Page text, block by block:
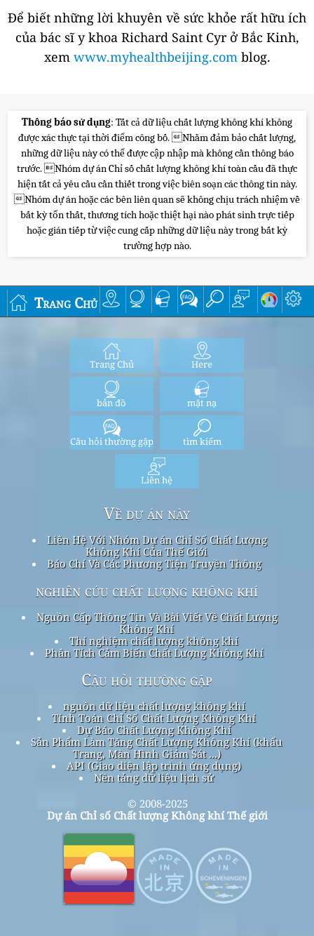
Để biết những lời khuyên về sức khỏe rất hữu ích
của bác sĩ y khoa Richard Saint Cyr ở Bắc Kinh,
xem www.myhealthbeijing.com blog.
Thông báo sử dụng: Tất cả dữ liệu chất lượng không khí không
được xác thực tại thời điểm công bố. Nhằm đảm bảo chất lượng,
những dữ liệu này có thể được cập nhập mà không cần thông báo
trước. Nhóm dự án Chỉ số chất lượng không khí toàn cầu đã thực
hiện tất cả yêu cầu cần thiết trong việc biên soạn các thông tin này.
Nhóm dự án hoặc các bên liên quan sẽ không chịu trách nhiệm về
bất kỳ tổn thất, thương tích hoặc thiệt hại nào phát sinh trực tiếp
hoặc gián tiếp từ việc cung cấp những dữ liệu này trong bất kỳ
trường hợp nào.
Trang Chủ
Trang Chủ Here
bản đồ mặt nạ
Câu hỏi thường gặp tìm kiếm
Liên hệ
Về dự án này
Liên Hệ Với Nhóm Dự án Chỉ Số Chất Lượng
Không Khí Của Thế Giới
Báo Chí Và Các Phương Tiện Truyền Thông
nghiên cứu chất lượng không khí
Nguồn Cấp Thông Tin Và Bài Viết Về Chất Lượng
Không Khí
Thí nghiệm chất lượng không khí
Phân Tích Cảm Biến Chất Lượng Không Khí
Câu hỏi thường gặp
nguồn dữ liệu chất lượng không khí
Tính Toán Chỉ Số Chất Lượng Không Khí
Dự Báo Chất Lượng Không Khí
Sản Phẩm Làm Tăng Chất Lượng Không Khí (khẩu
Trang, Màn Hình Giám Sát ...)
API (Giao diện lập trình ứng dụng)
Nền tảng dữ liệu lịch sử
© 2008-2025
Dự án Chỉ số Chất lượng Không khí Thế giới